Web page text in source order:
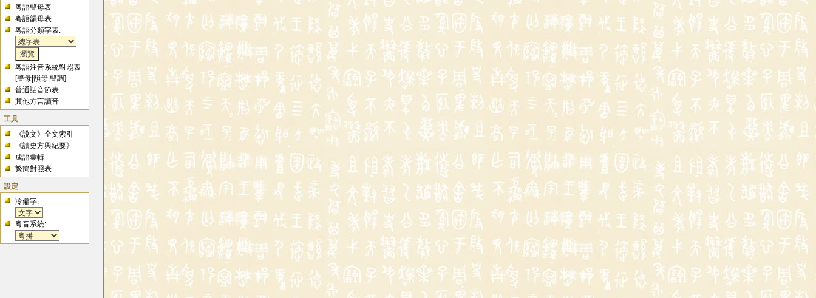
粵語聲母表
粵語韻母表
粵語分類字表:
粵語注音系統對照表
[聲母 |韻母 |聲調]
普通話音節表
其他方言讀音
工具
《說文》全文索引
《讀史方輿紀要》
成語彙輯
繁簡對照表
設定
冷僻字:
粵音系統: